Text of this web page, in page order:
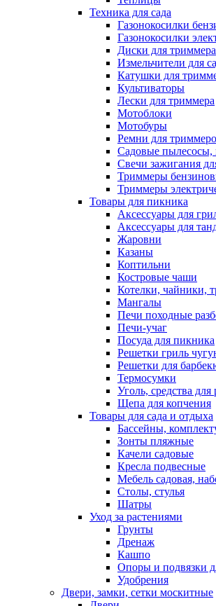
Техника для сада
Газонокосилки
Газонокосилки
Диски для триммера
Измельчители для
Катушки для
Культиваторы
Лески для триммера
Мотоблоки
Мотобуры
Ремни для
Садовые пылесосы,
Свечи зажигания
Триммеры
Триммеры
Товары для пикника
Аксессуары для
Аксессуары для
Жаровни
Казаны
Коптильни
Костровые чаши
Котелки, чайники,
Мангалы
Печи походные
Печи-учаг
Посуда для пикника
Решетки гриль
Решетки для
Термосумки
Уголь, средства для
Щепа для копчения
Товары для сада и отдыха
Бассейны,
Зонты пляжные
Качели садовые
Кресла подвесные
Мебель садовая,
Столы, стулья
Шатры
Уход за растениями
Грунты
Дренаж
Кашпо
Опоры и подвязки
Удобрения
Двери, замки, сетки москитные